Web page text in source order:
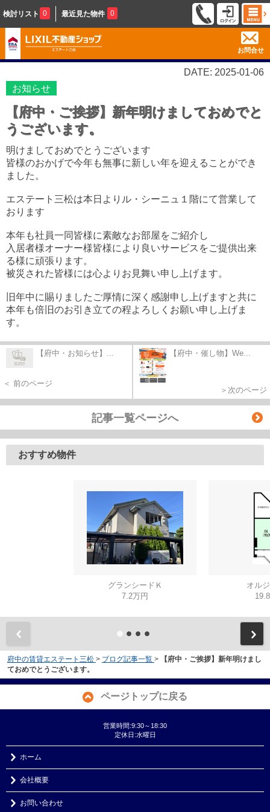
検討リスト 0 最近見た物件 0
お問合せ
DATE: 2025-01-06
お知らせ
【府中・ご挨拶】新年明けましておめでと
うございます。
明けましておめでとうございます
皆様のおかげで今年も無事に新しい年を迎えることができ
ました。
エステート三松は本日よりル・シーニュ１階にて営業して
おります
本年も社員一同皆様に素敵なお部屋をご紹介し
入居者様オーナー様皆様により良いサービスをご提供出来
る様に頑張ります。
被災された皆様には心よりお見舞い申し上げます。
旧年中に賜りましたご厚情に深く感謝申し上げますと共に
本年も倍旧のお引き立ての程よろしくお願い申し上げま
す。
【府中・お知らせ】...
＜ 前のページ
【府中・催し物】We...
＞次のページ
記事一覧ページへ
おすすめ物件
グランシードＫ
7.2万円
オル
府中の賃貸エステート三松 > ブログ記事一覧 >
【府中・ご挨拶】新年明けまし
ておめでとうございます。
ページトップに戻る
営業時間:9:30～18:30
定休日:水曜日
ホーム
会社概要
お問い合わせ